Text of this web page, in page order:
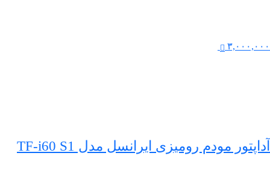
۳,۰۰۰,۰۰۰
آداپتور مودم رومیزی ایرانسل مدل TF-i60 S1